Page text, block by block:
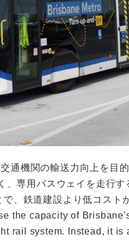
通機関の輸送力向上を目
、専用バスウェイを走行
、鉄道建設より低コスト
the capacity of
rail system. Instead, it